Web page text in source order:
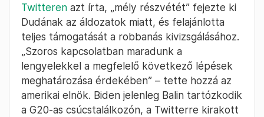
Twitteren azt írta, „mély részvétét” fejezte ki
Dudának az áldozatok miatt, és felajánlotta
teljes támogatását a robbanás kivizsgálásához.
„Szoros kapcsolatban maradunk a
lengyelekkel a megfelelő következő lépések
meghatározása érdekében” – tette hozzá az
amerikai elnök. Biden jelenleg Balin tartózkodik
a G20-as csúcstalálkozón, a Twitterre kirakott